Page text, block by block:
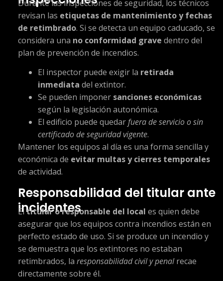
Durante las inspecciones de seguridad, los técnicos
revisan las etiquetas de mantenimiento y fechas
de retimbrado. Si se detecta un equipo caducado, se
considera una no conformidad grave dentro del
plan de prevención de incendios.
El inspector puede exigir la retirada
inmediata del extintor.
Se pueden imponer sanciones económicas
según la legislación autonómica.
El edificio puede quedarfuera de servicio o sin
certificado de seguridad vigente.
Mantener los equipos al día es una forma sencilla y
económica de evitar multas y cierres temporales
de actividad.
Responsabilidad del titular ante
incidentes
Eltitular o responsable del local es quien debe
asegurar que los equipos contra incendios están en
perfecto estado de uso. Si se produce un incendio y
se demuestra que los extintores no estaban
retimbrados, la responsabilidad civil y penalrecae
directamente sobre él.